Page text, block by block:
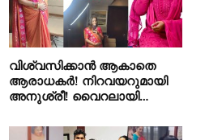
വിശ്വസിക്കാൻ ആകാതെ
ആരാധകർ! നിറവയറുമായി
അനുശ്രീ! വൈറലായി…